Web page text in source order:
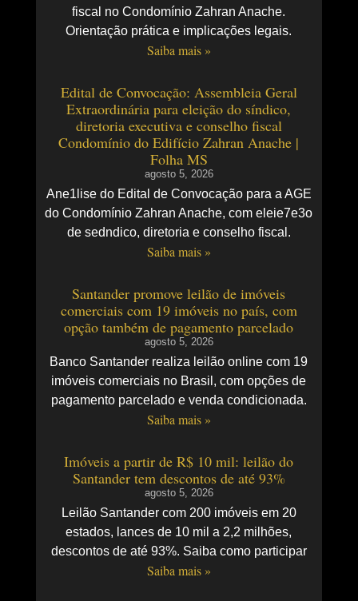
fiscal no Condomínio Zahran Anache.
Orientação prática e implicações legais.
Saiba mais »
Edital de Convocação: Assembleia Geral
Extraordinária para eleição do síndico,
diretoria executiva e conselho fiscal
Condomínio do Edifício Zahran Anache |
Folha MS
agosto 5, 2026
Ane1lise do Edital de Convocação para a AGE
do Condomínio Zahran Anache, com eleie7e3o
de sedndico, diretoria e conselho fiscal.
Saiba mais »
Santander promove leilão de imóveis
comerciais com 19 imóveis no país, com
opção também de pagamento parcelado
agosto 5, 2026
Banco Santander realiza leilão online com 19
imóveis comerciais no Brasil, com opções de
pagamento parcelado e venda condicionada.
Saiba mais »
Imóveis a partir de R$ 10 mil: leilão do
Santander tem descontos de até 93%
agosto 5, 2026
Leilão Santander com 200 imóveis em 20
estados, lances de 10 mil a 2,2 milhões,
descontos de até 93%. Saiba como participar
Saiba mais »